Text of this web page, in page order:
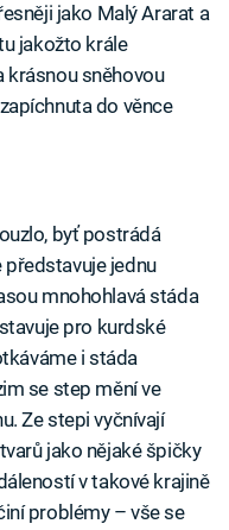
jako Malý Ararat a
jakožto krále
krásnou sněhovou
do věnce
byť postrádá
představuje jednu
mnohohlavá stáda
pro kurdské
i stáda
se step mění ve
Ze stepi vyčnívají
jako nějaké špičky
v takové krajině
problémy – vše se